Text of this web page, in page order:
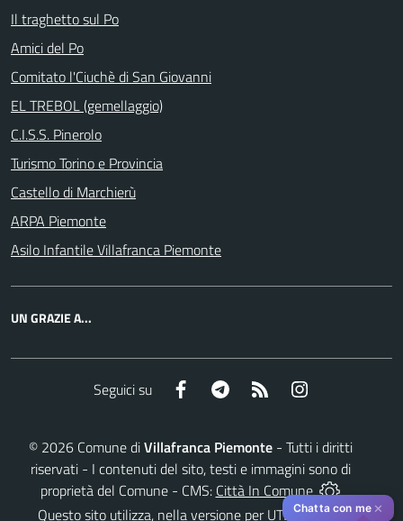
Il traghetto sul Po
Amici del Po
Comitato l'Ciuchè di San Giovanni
EL TREBOL (gemellaggio)
C.I.S.S. Pinerolo
Turismo Torino e Provincia
Castello di Marchierù
ARPA Piemonte
Asilo Infantile Villafranca Piemonte
UN GRAZIE A...
Seguici su Facebook Telegram RSS
© 2026 Comune diVillafranca Piemonte - Tutti i diritti
riservati - I contenuti del sito, testi e immagini sono di
proprietà del Comune - CMS: Città In Comune
Questo sito utilizza, nella versione per UTENTI CON
Chatta con me ✕